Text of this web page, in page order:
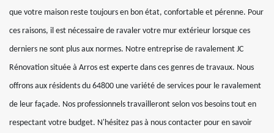
que votre maison reste toujours en bon état, confortable et pérenne. Pour
ces raisons, il est nécessaire de ravaler votre mur extérieur lorsque ces
derniers ne sont plus aux normes. Notre entreprise de ravalement JC
Rénovation située à Arros est experte dans ces genres de travaux. Nous
offrons aux résidents du 64800 une variété de services pour le ravalement
de leur façade. Nos professionnels travailleront selon vos besoins tout en
respectant votre budget. N'hésitez pas à nous contacter pour en savoir